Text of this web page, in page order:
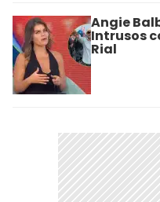
Angie
Intrusos
Rial